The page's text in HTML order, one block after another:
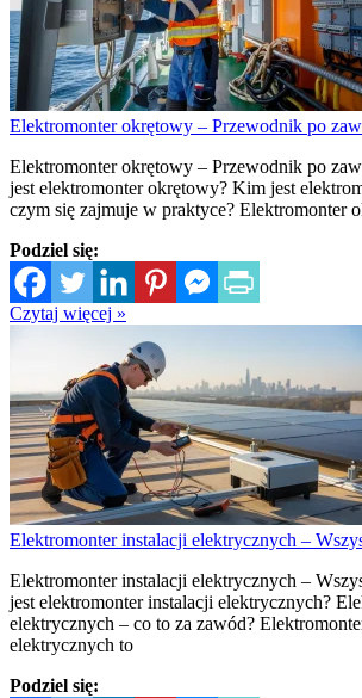
Elektromonter okrętowy – Przewodnik po
Elektromonter okrętowy – Przewodnik po
jest elektromonter okrętowy? Kim jest
czym się zajmuje w praktyce? Elektromonter
Podziel się:
Czytaj więcej »
Elektromonter instalacji elektrycznych –
Elektromonter instalacji elektrycznych –
jest elektromonter instalacji elektrycznych?
elektrycznych – co to za zawód?
elektrycznych to
Podziel się: